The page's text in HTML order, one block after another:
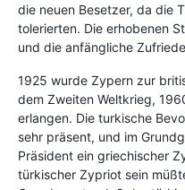
die neuen Besetzer, da die
tolerierten. Die erhobenen
und die anfängliche
1925 wurde Zypern zur
dem Zweiten Weltkrieg,
erlangen. Die turkische
sehr präsent, und im
Präsident ein griechischer
türkischer Zypriot sein